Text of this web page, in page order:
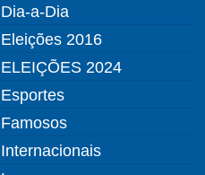
Dia-a-Dia
Eleições 2016
ELEIÇÕES 2024
Esportes
Famosos
Internacionais